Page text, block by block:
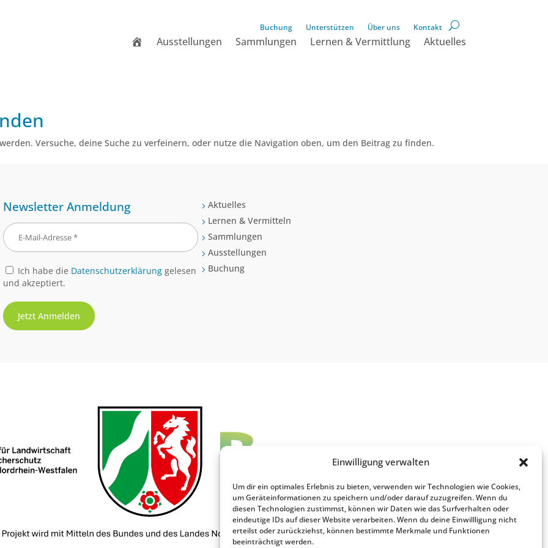
Einwilligung verwalten
Um dir ein optimales Erlebnis zu bieten, verwenden wir Technologien wie Cookies,
um Geräteinformationen zu speichern und/oder darauf zuzugreifen. Wenn du
diesen Technologien zustimmst, können wir Daten wie das Surfverhalten oder
eindeutige IDs auf dieser Website verarbeiten. Wenn du deine Einwillligung nicht
erteilst oder zurückziehst, können bestimmte Merkmale und Funktionen
beeinträchtigt werden.
Buchung Unterstützen Über uns Kontakt
Ausstellungen Sammlungen Lernen & Vermittlung Aktuelles
Versuche, deine Suche zu verfeinern, oder nutze die Navigation oben, um den Beitrag zu finden.
Newsletter Anmeldung
Ich habe die Datenschutzerklärung gelesen
und akzeptiert.
5Aktuelles
5 Lernen & Vermitteln
5Sammlungen
5Ausstellungen
5 Buchung